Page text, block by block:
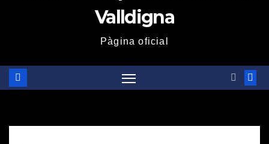
Valldigna
Pàgina oficial